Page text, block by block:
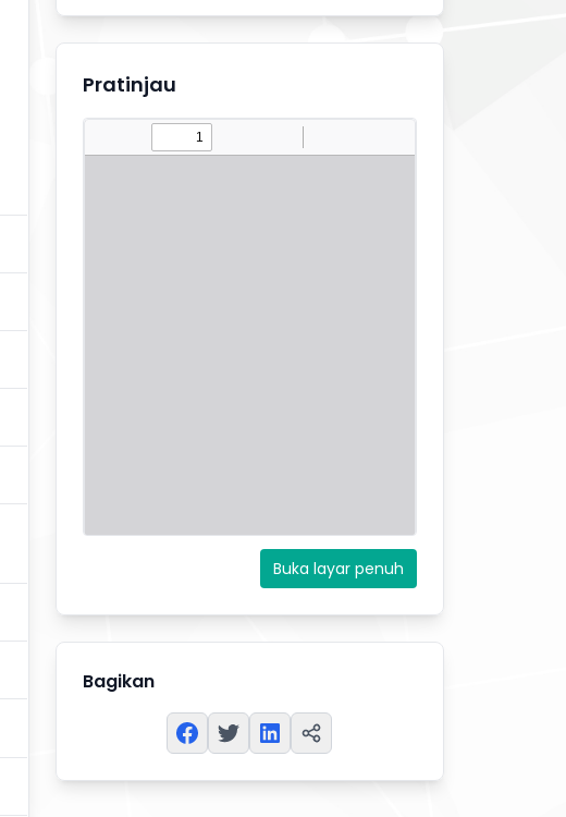
Pratinjau
Buka layar penuh
Bagikan